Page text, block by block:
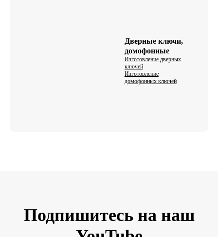
Дверные ключи,
домофонные
Изготовление дверных
ключей
Изготовление
домофонных ключей
Подпишитесь на наш